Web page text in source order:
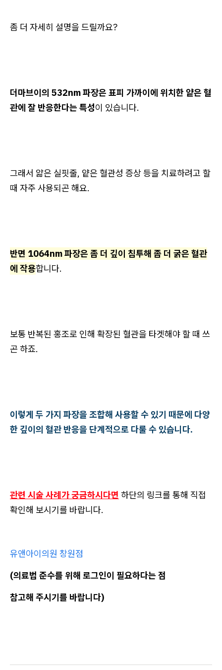
좀 더 자세히 설명을 드릴까요?
더마브이의 532nm 파장은 표피 가까이에 위치한 얕은 혈
관에 잘 반응한다는 특성이 있습니다.
그래서 얇은 실핏줄, 얕은 혈관성 증상 등을 치료하려고 할
때 자주 사용되곤 해요.
반면 1064nm 파장은 좀 더 깊이 침투해 좀 더 굵은 혈관
에 작용합니다.
보통 반복된 홍조로 인해 확장된 혈관을 타겟해야 할 때 쓰
곤 하죠.
이렇게 두 가지 파장을 조합해 사용할 수 있기 때문에 다양
한 깊이의 혈관 반응을 단계적으로 다룰 수 있습니다.
관련 시술 사례가 궁금하시다면 하단의 링크를 통해 직접
확인해 보시기를 바랍니다.
유앤아이의원 창원점
(의료법 준수를 위해 로그인이 필요하다는 점
참고해 주시기를 바랍니다)